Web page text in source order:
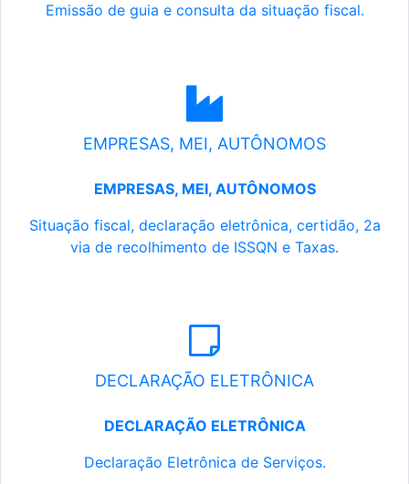
Emissão de guia e consulta da situação fiscal.
EMPRESAS, MEI, AUTÔNOMOS
EMPRESAS, MEI, AUTÔNOMOS
Situação fiscal, declaração eletrônica, certidão, 2a
via de recolhimento de ISSQN e Taxas.
DECLARAÇÃO ELETRÔNICA
DECLARAÇÃO ELETRÔNICA
Declaração Eletrônica de Serviços.